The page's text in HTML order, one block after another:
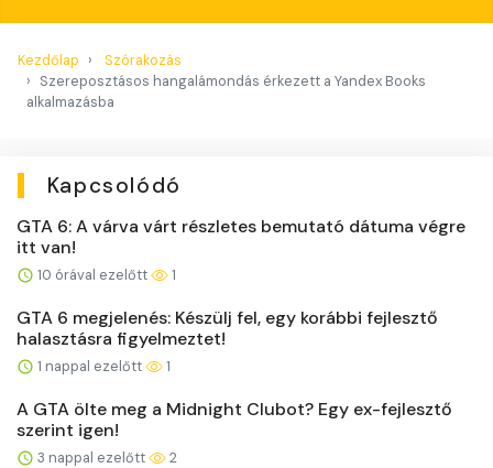
Kezdőlap
Szórakozás
Szereposztásos hangalámondás érkezett a Yandex Books
alkalmazásba
Kapcsolódó
GTA 6: A várva várt részletes bemutató dátuma végre
itt van!
10 órával ezelőtt 1
GTA 6 megjelenés: Készülj fel, egy korábbi fejlesztő
halasztásra figyelmeztet!
1 nappal ezelőtt 1
A GTA ölte meg a Midnight Clubot? Egy ex-fejlesztő
szerint igen!
3 nappal ezelőtt 2